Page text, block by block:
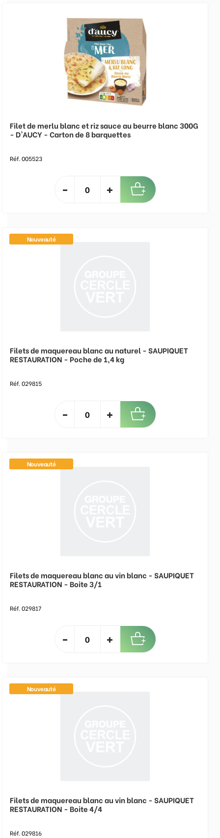
Filet de merlu blanc et riz sauce au beurre blanc 300G
- D'AUCY - Carton de 8 barquettes
Réf. 005523
Nouveauté
Filets de maquereau blanc au naturel - SAUPIQUET
RESTAURATION - Poche de 1,4 kg
Réf. 029815
Nouveauté
Filets de maquereau blanc au vin blanc - SAUPIQUET
RESTAURATION - Boite 3/1
Réf. 029817
Nouveauté
Filets de maquereau blanc au vin blanc - SAUPIQUET
RESTAURATION - Boite 4/4
Réf. 029816